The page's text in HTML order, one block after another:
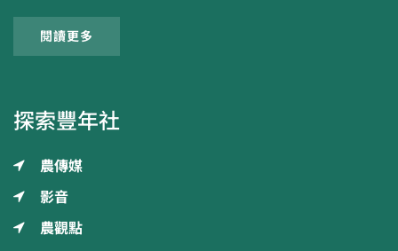
閱讀更多
探索豐年社
農傳媒
影音
農觀點